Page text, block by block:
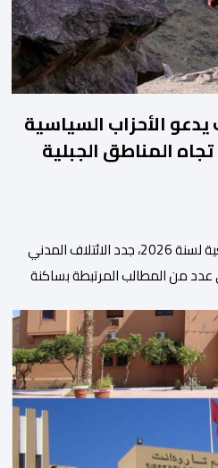
.. ائتلاف يدعو الأحزاب السياسية
المناطق الجبلية
مع اقتراب الاستحقاقات التشريعية لسنة 2026، جدد الائتلاف المدني
من المطالب المرتبطة بساكنة
فيها الأحزاب السياسية، إلى ادراج 10 التزامات ضمن برامجها الانتخابية
المناطق الجبلية والانتقال من
[…]